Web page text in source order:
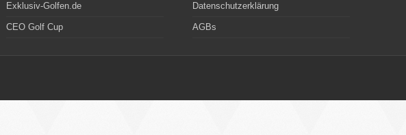
Exklusiv-Golfen.de
CEO Golf Cup
Datenschutzerklärung
AGBs